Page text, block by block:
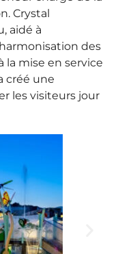
Crystal
aidé à
des
la mise en service
créé une
les visiteurs jour